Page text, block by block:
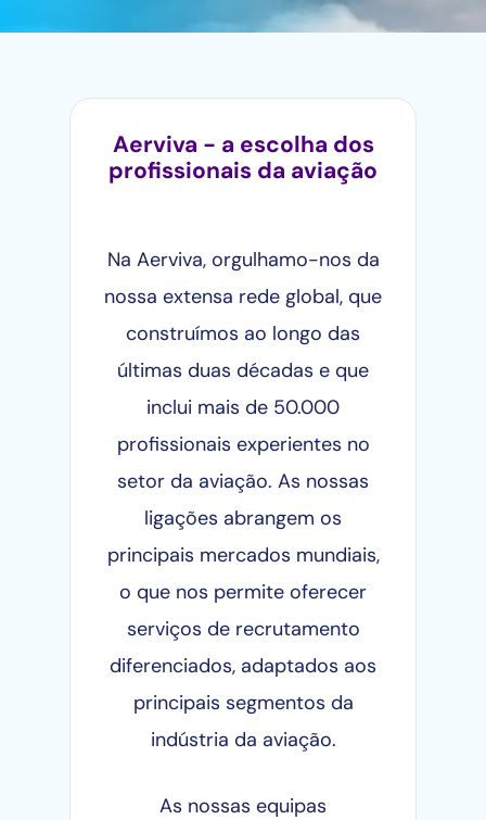
Aerviva - a escolha dos
profissionais da aviação
Na Aerviva, orgulhamo-nos da
nossa extensa rede global, que
construímos ao longo das
últimas duas décadas e que
inclui mais de 50.000
profissionais experientes no
setor da aviação. As nossas
ligações abrangem os
principais mercados mundiais,
o que nos permite oferecer
serviços de recrutamento
diferenciados, adaptados aos
principais segmentos da
indústria da aviação.
As nossas equipas